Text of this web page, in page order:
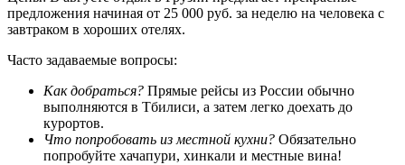
предложения начиная от 25 000 руб. за неделю на человека с
завтраком в хороших отелях.
Часто задаваемые вопросы:
Как добраться? Прямые рейсы из России обычно
выполняются в Тбилиси, а затем легко доехать до
курортов.
Что попробовать из местной кухни? Обязательно
попробуйте хачапури, хинкали и местные вина!